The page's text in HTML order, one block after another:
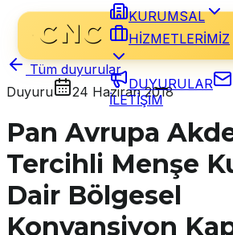
KURUMSAL
HİZMETLERİMİZ
DUYURULAR
İLETİŞİM
Tüm duyurular
Duyuru
24 Haziran 2018
Pan Avrupa
Tercihli Menşe
Dair Bölgesel
Konvansiyon